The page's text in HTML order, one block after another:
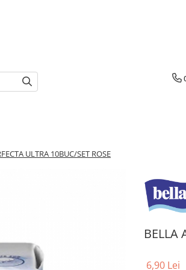
ULTRA 10BUC/SET ROSE
BELLA
6,90 Lei